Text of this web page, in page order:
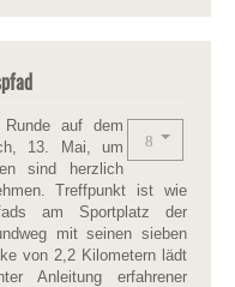
auf dem
13. Mai, um
sind herzlich
Treffpunkt ist wie
am Sportplatz der
mit seinen sieben
von 2,2 Kilometern lädt
Anleitung erfahrener